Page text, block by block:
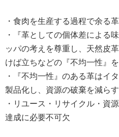
・食肉を生産する過程で余る
・『革としての個体差による
ッパの考えを尊重し、天然皮
けば立ちなどの『不均一性』
・『不均一性』のある革はイ
製品化し、資源の破棄を減らす
・リユース・リサイクル・資
達成に必要不可欠